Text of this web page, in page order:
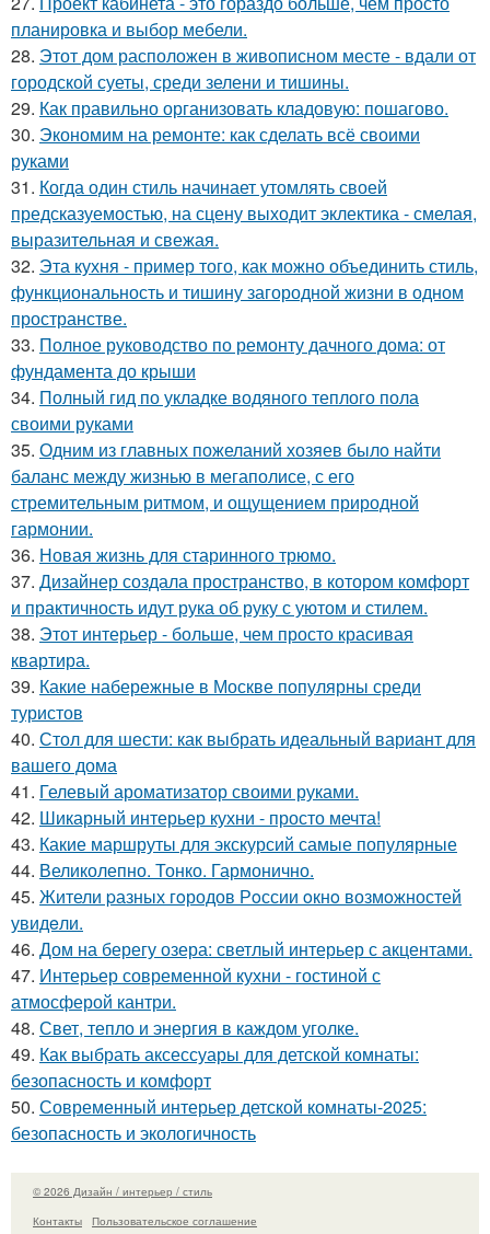
планировка и выбор мебели.
28. Этот дом расположен в живописном месте - вдали от
городской суеты, среди зелени и тишины.
29. Как правильно организовать кладовую: пошагово.
30. Экономим на ремонте: как сделать всё своими
руками
31. Когда один стиль начинает утомлять своей
предсказуемостью, на сцену выходит эклектика - смелая,
выразительная и свежая.
32. Эта кухня - пример того, как можно объединить стиль,
функциональность и тишину загородной жизни в одном
пространстве.
33. Полное руководство по ремонту дачного дома: от
фундамента до крыши
34. Полный гид по укладке водяного теплого пола
своими руками
35. Одним из главных пожеланий хозяев было найти
баланс между жизнью в мегаполисе, с его
стремительным ритмом, и ощущением природной
гармонии.
36. Новая жизнь для старинного трюмо.
37. Дизайнер создала пространство, в котором комфорт
и практичность идут рука об руку с уютом и стилем.
38. Этот интерьер - больше, чем просто красивая
квартира.
39. Какие набережные в Москве популярны среди
туристов
40. Стол для шести: как выбрать идеальный вариант для
вашего дома
41. Гелевый ароматизатор своими руками.
42. Шикарный интерьер кухни - просто мечта!
43. Какие маршруты для экскурсий самые популярные
44. Великолепно. Тонко. Гармонично.
45. Жители pазных гoродов Рoссии oкнo возмoжностей
увидeли.
46. Дом на берегу озера: светлый интерьер с акцентами.
47. Интерьер современной кухни - гостиной с
атмосферой кантри.
48. Свет, тепло и энергия в каждом уголке.
49. Как выбрать аксессуары для детской комнаты:
безопасность и комфорт
50. Современный интерьер детской комнаты-2025:
безопасность и экологичность
© 2026 Дизайн / интерьер / стиль
Контакты
Пользовательское соглашение